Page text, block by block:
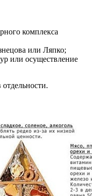
комплекса
или Ляпко;
или осуществление